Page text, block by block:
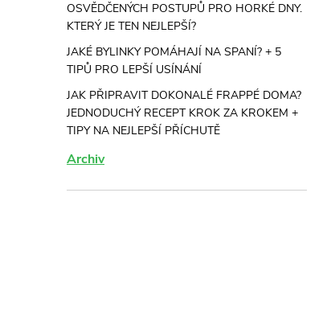
OSVĚDČENÝCH POSTUPŮ PRO HORKÉ DNY.
KTERÝ JE TEN NEJLEPŠÍ?
JAKÉ BYLINKY POMÁHAJÍ NA SPANÍ? + 5
TIPŮ PRO LEPŠÍ USÍNÁNÍ
JAK PŘIPRAVIT DOKONALÉ FRAPPÉ DOMA?
JEDNODUCHÝ RECEPT KROK ZA KROKEM +
TIPY NA NEJLEPŠÍ PŘÍCHUTĚ
Archiv